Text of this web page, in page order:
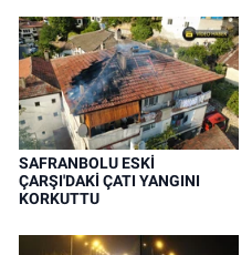
SAFRANBOLU ESKİ
ÇARŞI'DAKİ ÇATI YANGINI
KORKUTTU